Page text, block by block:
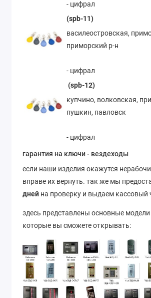
- цифрал
(spb-11)
василеостровская,
приморский р-н
- цифрал
(spb-12)
купчино, волковская,
пушкин, павловск
- цифрал
гарантия на ключи - вездеходы
если наши изделия окажутся
вправе их вернуть. так же мы
дней на проверку и выдаем кассовый
здесь представлены основные
которые вы сможете открывать: